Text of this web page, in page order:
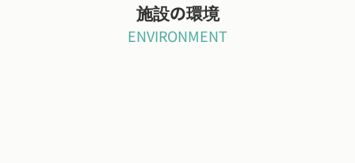
施設の環境
ENVIRONMENT